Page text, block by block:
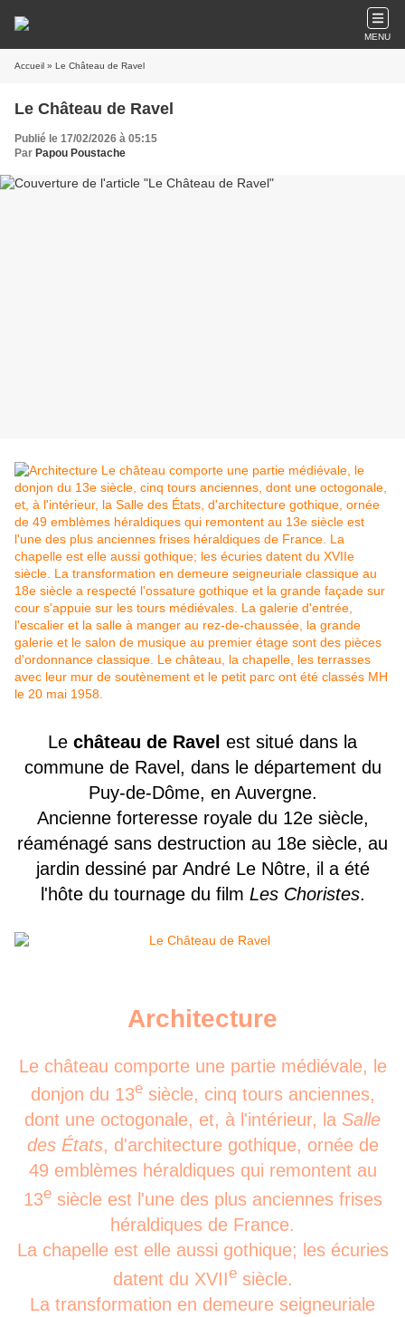
MENU
Accueil » Le Château de Ravel
Le Château de Ravel
Publié le 17/02/2026 à 05:15
Par Papou Poustache
Le château de Ravel est situé dans la
commune de Ravel, dans le département du
Puy-de-Dôme, en Auvergne.
Ancienne forteresse royale du 12e siècle,
réaménagé sans destruction au 18e siècle, au
jardin dessiné par André Le Nôtre, il a été
l'hôte du tournage du film Les Choristes.
Architecture
Le château comporte une partie médiévale, le
donjon du 13esiècle, cinq tours anciennes,
dont une octogonale, et, à l'intérieur, la Salle
des États, d'architecture gothique, ornée de
49 emblèmes héraldiques qui remontent au
13esiècle est l'une des plus anciennes frises
héraldiques de France.
La chapelle est elle aussi gothique; les écuries
datent du XVIIesiècle.
La transformation en demeure seigneuriale